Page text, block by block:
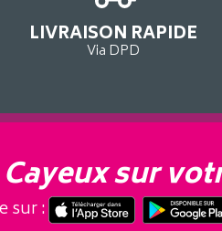
LIVRAISON RAPIDE
Via DPD
sur
sur :